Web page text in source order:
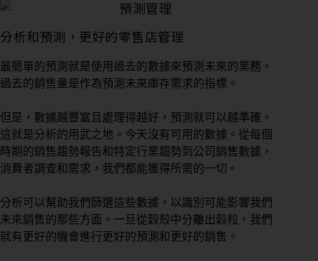
分析和預測，更好的零售店管理
最簡單的預測就是使用過去的數據來預測未來的業務。
過去的銷售量是作為預測未來庫存需求的指標。
但是，數據越豐富且處理得越好，預測就可以越準確。
這就是分析的用武之地。今天沒有可用的數據。從每個
時期的銷售趨勢報告和特定行業趨勢到公司銷售數據，
消費者調查和需求，我們都能獲得所需的一切。
分析可以幫助我們篩選這些數據，以識別可能影響我們
未來銷售的那些方面。一旦從穀殼中分離出穀粒，我們
就有更好的機會進行更好的預測和更好的銷售。